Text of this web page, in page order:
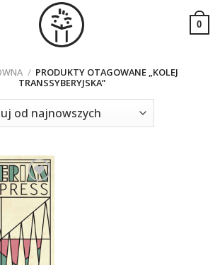
0
/ PRODUKTY OTAGOWANE „KOLEJ
TRANSSYBERYJSKA”
Dodaj do
ulubionych